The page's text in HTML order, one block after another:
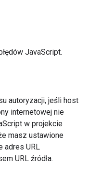
JavaScript.
autoryzacji, jeśli host
internetowej nie
w projekcie
masz ustawione
adres URL
URL źródła.